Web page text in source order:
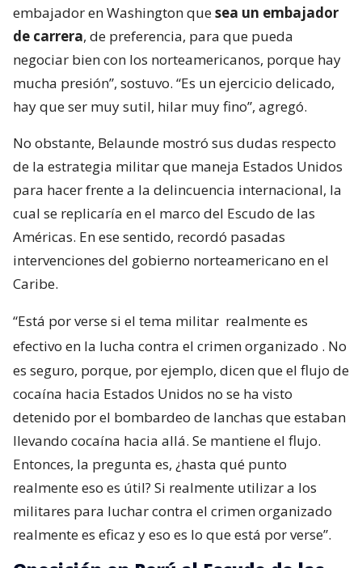
embajador en Washington quesea un embajador
de carrera, de preferencia, para que pueda
negociar bien con los norteamericanos, porque hay
mucha presión”, sostuvo. “Es un ejercicio delicado,
hay que ser muy sutil, hilar muy fino”, agregó.
No obstante, Belaunde mostró sus dudas respecto
de la estrategia militar que maneja Estados Unidos
para hacer frente a la delincuencia internacional, la
cual se replicaría en el marco del Escudo de las
Américas. En ese sentido, recordó pasadas
intervenciones del gobierno norteamericano en el
Caribe.
“Está por verse si el tema militar realmente es
efectivo en la lucha contra el crimen organizado . No
es seguro, porque, por ejemplo, dicen que el flujo de
cocaína hacia Estados Unidos no se ha visto
detenido por el bombardeo de lanchas que estaban
llevando cocaína hacia allá. Se mantiene el flujo.
Entonces, la pregunta es, ¿hasta qué punto
realmente eso es útil? Si realmente utilizar a los
militares para luchar contra el crimen organizado
realmente es eficaz y eso es lo que está por verse”.